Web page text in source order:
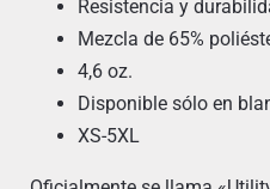
Resistencia y
Mezcla de 65%
4,6 oz.
Disponible sólo en
XS-5XL